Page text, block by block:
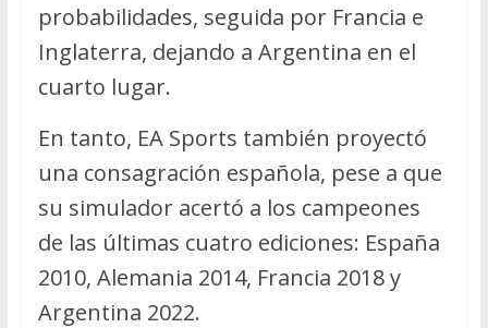
probabilidades, seguida por Francia e
Inglaterra, dejando a Argentina en el
cuarto lugar.
En tanto, EA Sports también proyectó
una consagración española, pese a que
su simulador acertó a los campeones
de las últimas cuatro ediciones: España
2010, Alemania 2014, Francia 2018 y
Argentina 2022.